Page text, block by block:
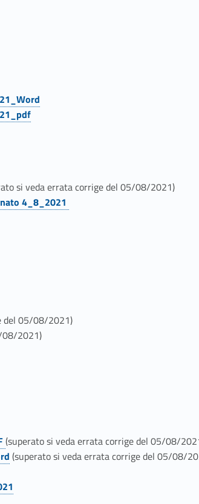
si veda errata corrige del 05/08/2021)
4_8_2021
del 05/08/2021)
08/2021)
(superato si veda errata corrige del 05/08/
(superato si veda errata corrige del 05/08/